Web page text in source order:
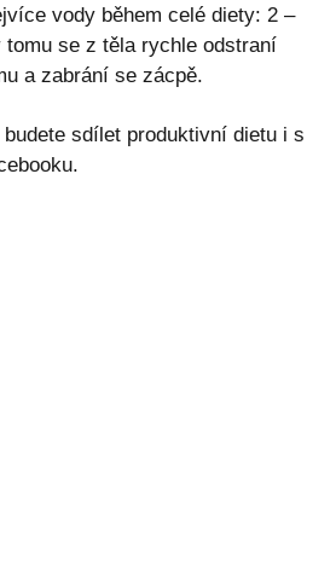
vody během celé diety: 2 –
se z těla rychle odstraní
a zabrání se zácpě.
budete sdílet produktivní dietu i s